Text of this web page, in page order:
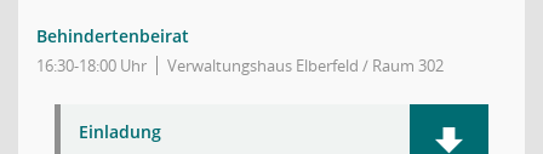
Behindertenbeirat
16:30-18:00 Uhr Verwaltungshaus Elberfeld / Raum 302
Einladung